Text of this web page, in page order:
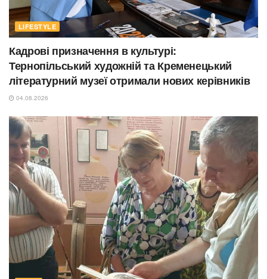
LIFESTYLE
Кадрові призначення в культурі:
Тернопільський художній та Кременецький
літературний музеї отримали нових керівників
04.08.2026